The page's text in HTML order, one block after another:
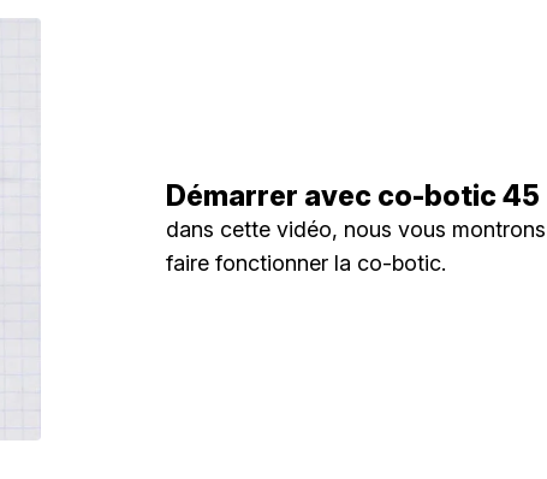
Démarrer avec co-botic 45
dans cette vidéo, nous vous
faire fonctionner la co-botic.